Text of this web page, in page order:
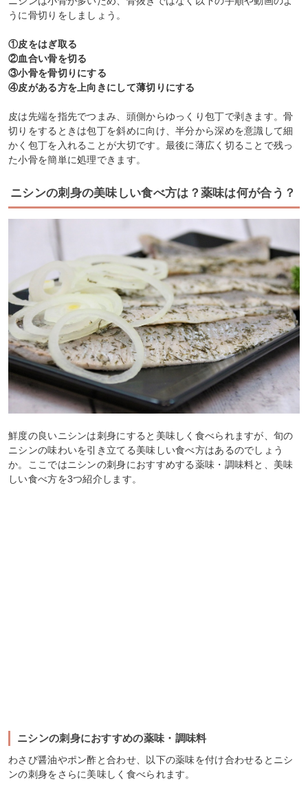
うに骨切りをしましょう。
①皮をはぎ取る
②血合い骨を切る
③小骨を骨切りにする
④皮がある方を上向きにして薄切りにする
皮は先端を指先でつまみ、頭側からゆっくり包丁で剥きます。骨
切りをするときは包丁を斜めに向け、半分から深めを意識して細
かく包丁を入れることが大切です。最後に薄広く切ることで残っ
た小骨を簡単に処理できます。
ニシンの刺身の美味しい食べ方は？薬味は何が合う？
鮮度の良いニシンは刺身にすると美味しく食べられますが、旬の
ニシンの味わいを引き立てる美味しい食べ方はあるのでしょう
か。ここではニシンの刺身におすすめする薬味・調味料と、美味
しい食べ方を3つ紹介します。
ニシンの刺身におすすめの薬味・調味料
わさび醤油やポン酢と合わせ、以下の薬味を付け合わせるとニシ
ンの刺身をさらに美味しく食べられます。